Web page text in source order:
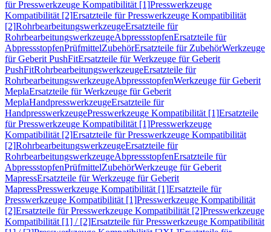
für Presswerkzeuge Kompatibilität [1]Presswerkzeuge
Kompatibilität [2]Ersatzteile für Presswerkzeuge Kompatibilität
[2]RohrbearbeitungswerkzeugeErsatzteile für
RohrbearbeitungswerkzeugeAbpressstopfenErsatzteile für
AbpressstopfenPrüfmittelZubehörErsatzteile für ZubehörWerkzeuge
für Geberit PushFitErsatzteile für Werkzeuge für Geberit
PushFitRohrbearbeitungswerkzeugeErsatzteile für
RohrbearbeitungswerkzeugeAbpressstopfenWerkzeuge für Geberit
MeplaErsatzteile für Werkzeuge für Geberit
MeplaHandpresswerkzeugeErsatzteile für
HandpresswerkzeugePresswerkzeuge Kompatibilität [1]Ersatzteile
für Presswerkzeuge Kompatibilität [1]Presswerkzeuge
Kompatibilität [2]Ersatzteile für Presswerkzeuge Kompatibilität
[2]RohrbearbeitungswerkzeugeErsatzteile für
RohrbearbeitungswerkzeugeAbpressstopfenErsatzteile für
AbpressstopfenPrüfmittelZubehörWerkzeuge für Geberit
MapressErsatzteile für Werkzeuge für Geberit
MapressPresswerkzeuge Kompatibilität [1]Ersatzteile für
Presswerkzeuge Kompatibilität [1]Presswerkzeuge Kompatibilität
[2]Ersatzteile für Presswerkzeuge Kompatibilität [2]Presswerkzeuge
Kompatibilität [1] / [2]Ersatzteile für Presswerkzeuge Kompatibilität